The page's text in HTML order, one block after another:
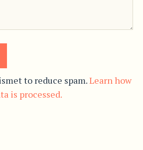
to reduce spam.Learn how
is processed.